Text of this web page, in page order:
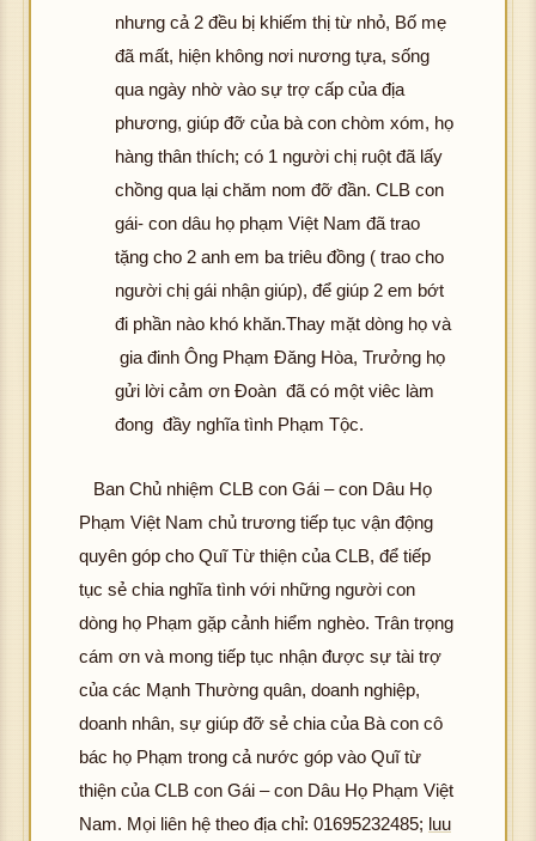
nhưng cả 2 đều bị khiếm thị từ nhỏ, Bố mẹ
đã mất, hiện không nơi nương tựa, sống
qua ngày nhờ vào sự trợ cấp của địa
phương, giúp đỡ của bà con chòm xóm, họ
hàng thân thích; có 1 người chị ruột đã lấy
chồng qua lại chăm nom đỡ đần. CLB con
gái- con dâu họ phạm Việt Nam đã trao
tặng cho 2 anh em ba triêu đồng ( trao cho
người chị gái nhận giúp), để giúp 2 em bớt
đi phần nào khó khăn.Thay mặt dòng họ và
gia đinh Ông Phạm Đăng Hòa, Trưởng họ
gửi lời cảm ơn Đoàn đã có một viêc làm
đong đầy nghĩa tình Phạm Tộc.
Ban Chủ nhiệm CLB con Gái – con Dâu Họ
Phạm Việt Nam chủ trương tiếp tục vận động
quyên góp cho Quĩ Từ thiện của CLB, để tiếp
tục sẻ chia nghĩa tình với những người con
dòng họ Phạm gặp cảnh hiểm nghèo. Trân trọng
cám ơn và mong tiếp tục nhận được sự tài trợ
của các Mạnh Thường quân, doanh nghiệp,
doanh nhân, sự giúp đỡ sẻ chia của Bà con cô
bác họ Phạm trong cả nước góp vào Quĩ từ
thiện của CLB con Gái – con Dâu Họ Phạm Việt
Nam. Mọi liên hệ theo địa chỉ: 01695232485; luu